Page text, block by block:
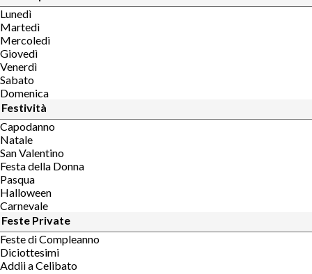
Lunedì
Martedì
Mercoledì
Giovedì
Venerdì
Sabato
Domenica
Festività
Capodanno
Natale
San Valentino
Festa della Donna
Pasqua
Halloween
Carnevale
Feste Private
Feste di Compleanno
Diciottesimi
Addii a Celibato